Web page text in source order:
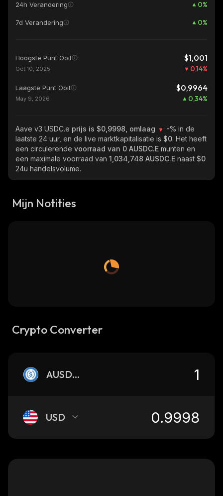
24h Verandering 0%
7d Verandering 0%
Hoogste Punt Ooit $1,001
Oct 10, 2025 0,14%
Laagste Punt Ooit $0,9964
May 9, 2026 0,34%
Aave v3 USDC.e prijs is $0,9998, omlaag -% in de
laatste 24 uur, en de live marktkapitalisatie is $0. Het heeft
een circulerende voorraad van 0 AUSDC.E munten en
een maximale voorraad van 1,034,748 AUSDC.E naast $0
24u handelsvolume.
Mijn Notities
Crypto Converter
AUSDC.E
USD